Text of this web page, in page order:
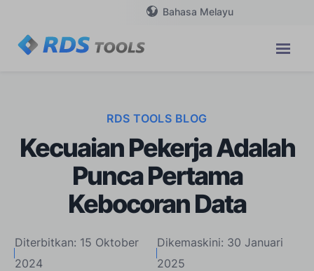
Bahasa Melayu
RDS TOOLS BLOG
Kecuaian Pekerja Adalah
Punca Pertama
Kebocoran Data
Diterbitkan: 15 Oktober
2024
Dikemaskini: 30 Januari
2025